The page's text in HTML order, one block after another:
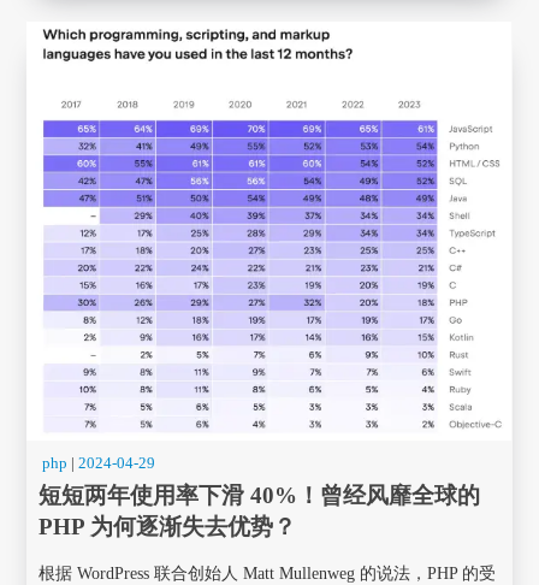
php |2024-04-29
短短两年使用率下滑 40%！曾经风靡全球的
PHP 为何逐渐失去优势？
根据 WordPress 联合创始人 Matt Mullenweg 的说法，PHP 的受